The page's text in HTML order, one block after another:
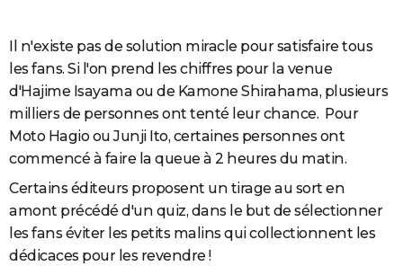
Il n'existe pas de solution miracle pour satisfaire tous
les fans. Si l'on prend les chiffres pour la venue
d'Hajime Isayama ou de Kamone Shirahama, plusieurs
milliers de personnes ont tenté leur chance. Pour
Moto Hagio ou Junji Ito, certaines personnes ont
commencé à faire la queue à 2 heures du matin.
Certains éditeurs proposent un tirage au sort en
amont précédé d'un quiz, dans le but de sélectionner
les fans éviter les petits malins qui collectionnent les
dédicaces pour les revendre !